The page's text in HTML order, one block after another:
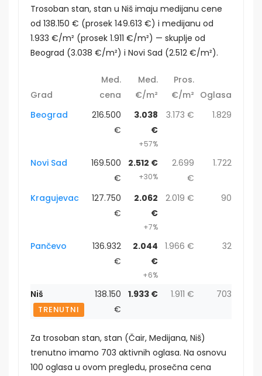
Trosoban stan, stan u Niš imaju medijanu cene
od 138.150 € (prosek 149.613 €) i medijanu od
1.933 €/m² (prosek 1.911 €/m²) — skuplje od
Beograd (3.038 €/m²) i Novi Sad (2.512 €/m²).
Grad
Med.
cena
Med.
€/m²
Pros.
€/m² Oglasa
Beograd
216.500
€
3.038
€
+57%
3.173 € 1.829
Novi Sad
169.500
€
2.512 €
+30%
2.699
€
1.722
Kragujevac
127.750
€
2.062
€
+7%
2.019 € 90
Pančevo
136.932
€
2.044
€
+6%
1.966 € 32
Niš
TRENUTNI
138.150
€
1.933 € 1.911 € 703
Za trosoban stan, stan (Čair, Medijana, Niš)
trenutno imamo 703 aktivnih oglasa. Na osnovu
100 oglasa u ovom pregledu, prosečna cena